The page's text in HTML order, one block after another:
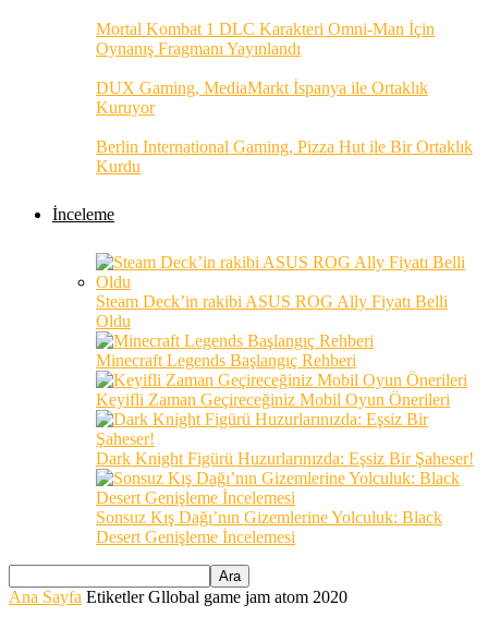
Mortal Kombat 1 DLC Karakteri Omni-Man İçin
Oynanış Fragmanı Yayınlandı
DUX Gaming, MediaMarkt İspanya ile Ortaklık
Kuruyor
Berlin International Gaming, Pizza Hut ile Bir Ortaklık
Kurdu
İnceleme
Steam Deck’in rakibi ASUS ROG Ally Fiyatı Belli
Oldu
Minecraft Legends Başlangıç Rehberi
Keyifli Zaman Geçireceğiniz Mobil Oyun Önerileri
Dark Knight Figürü Huzurlarınızda: Eşsiz Bir Şaheser!
Sonsuz Kış Dağı’nın Gizemlerine Yolculuk: Black
Desert Genişleme İncelemesi
Ana Sayfa Etiketler Gllobal game jam atom 2020